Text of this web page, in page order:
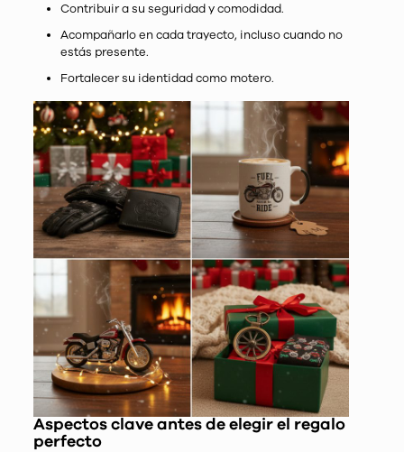
Contribuir a su seguridad y comodidad.
Acompañarlo en cada trayecto, incluso cuando no
estás presente.
Fortalecer su identidad como motero.
Aspectos clave antes de elegir el regalo
perfecto